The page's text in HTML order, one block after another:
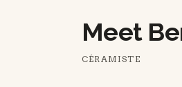
Meet
CÉRAMISTE